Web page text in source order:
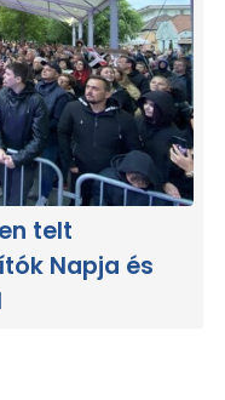
telt
Napja és